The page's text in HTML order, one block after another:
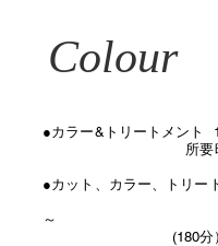
●カラー&トリートメント
所要時間
​●​カット、カラー、トリー
(180分
Colour